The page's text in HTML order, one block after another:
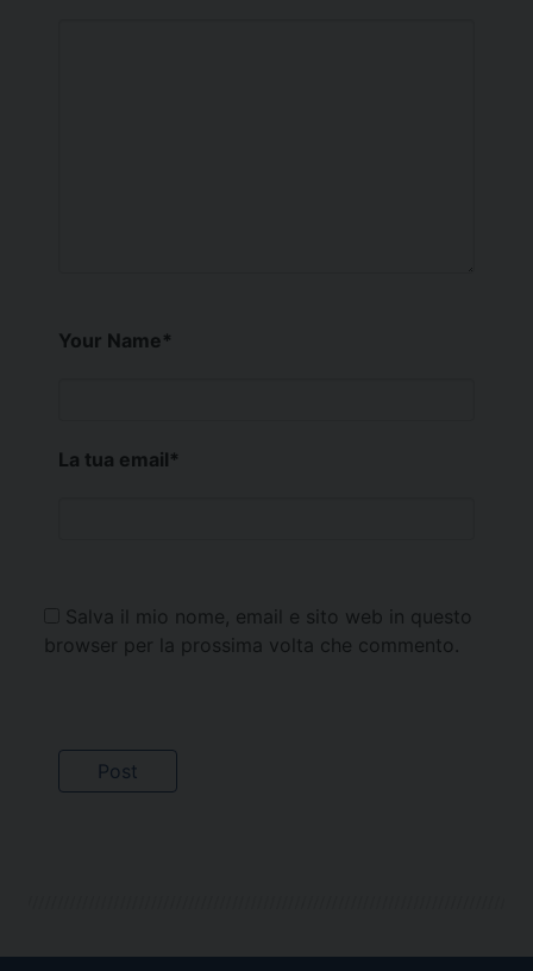
Your Name*
La tua email*
Salva il mio nome, email e sito web in questo
browser per la prossima volta che commento.